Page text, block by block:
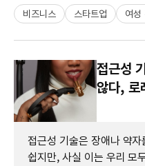
비즈니스 스타트업 여성
접근성
않다, 로
접근성 기술은 장애나 약자
쉽지만, 사실 이는 우리 모